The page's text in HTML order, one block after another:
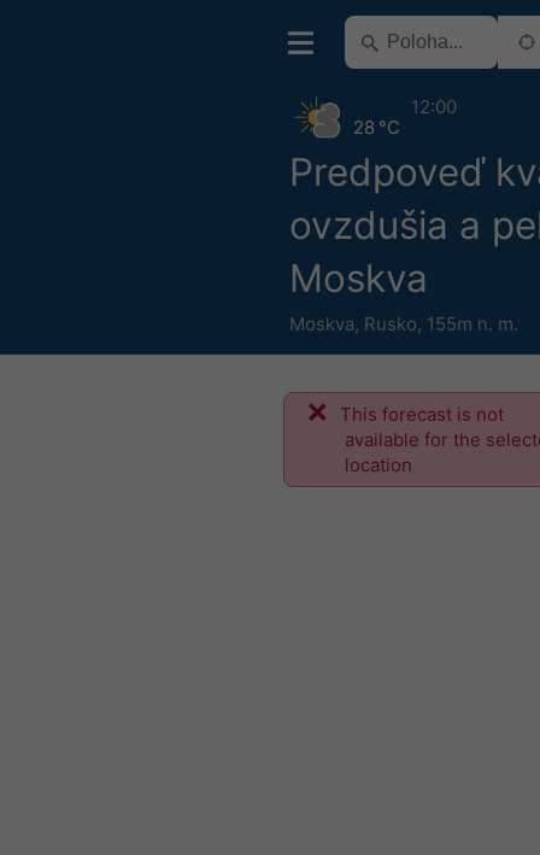
Predpoveď
ovzdušia a
Moskva
Moskva, Rusko, 155m n. m.
28 °C
12:00
This forecast is not
available for the
location